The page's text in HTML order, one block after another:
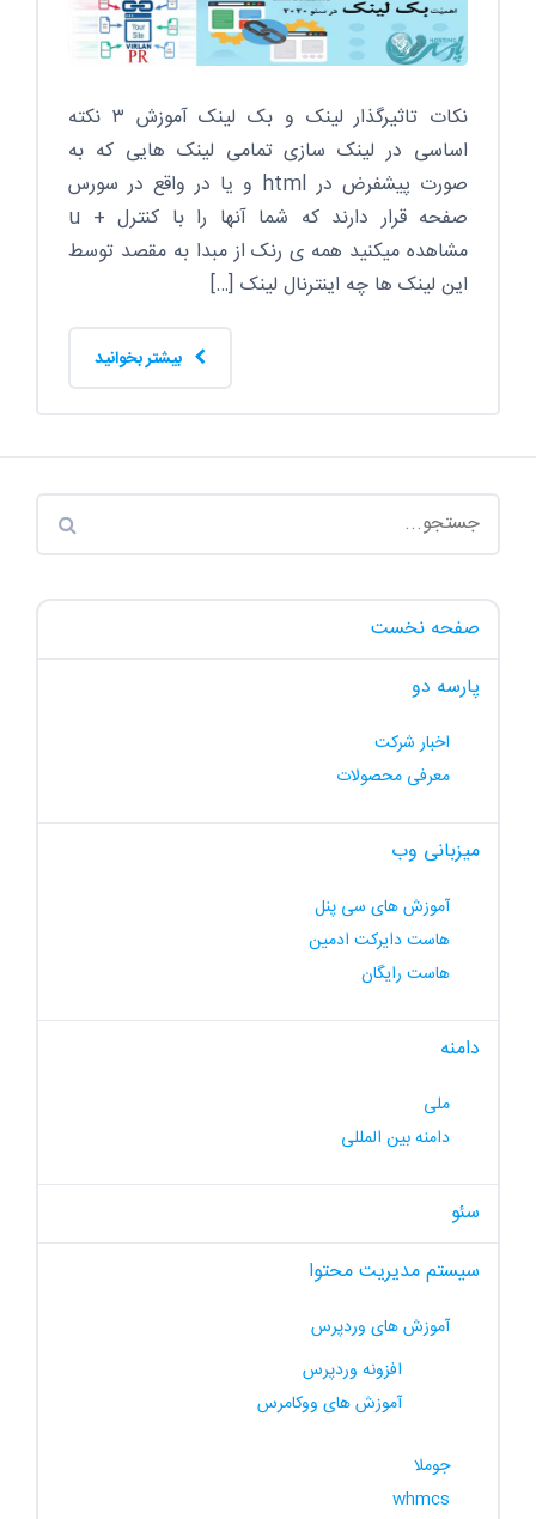
نکات تاثیرگذار لینک و بک لینک آموزش ۳ نکته
اساسی در لینک سازی تمامی لینک هایی که به
صورت پیشفرض در html و یا در واقع در سورس
صفحه قرار دارند که شما آنها را با کنترل + u
مشاهده میکنید همه ی رنک از مبدا به مقصد توسط
این لینک ها چه اینترنال لینک […]
صفحه نخست
پارسه دو
اخبار شرکت
معرفی محصولات
میزبانی وب
آموزش های سی پنل
هاست دایرکت ادمین
هاست رایگان
دامنه
ملی
دامنه بین المللی
سئو
سیستم مدیریت محتوا
آموزش های وردپرس
افزونه وردپرس
آموزش های ووکامرس
جوملا
whmcs